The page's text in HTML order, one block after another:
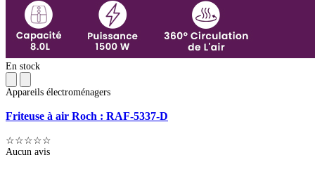
En stock
Appareils électroménagers
Friteuse à air Roch : RAF-5337-D
☆☆☆☆☆
Aucun avis